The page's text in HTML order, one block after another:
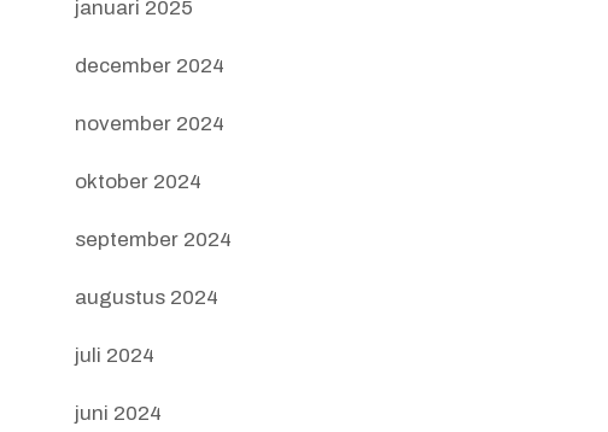
januari 2025
december 2024
november 2024
oktober 2024
september 2024
augustus 2024
juli 2024
juni 2024